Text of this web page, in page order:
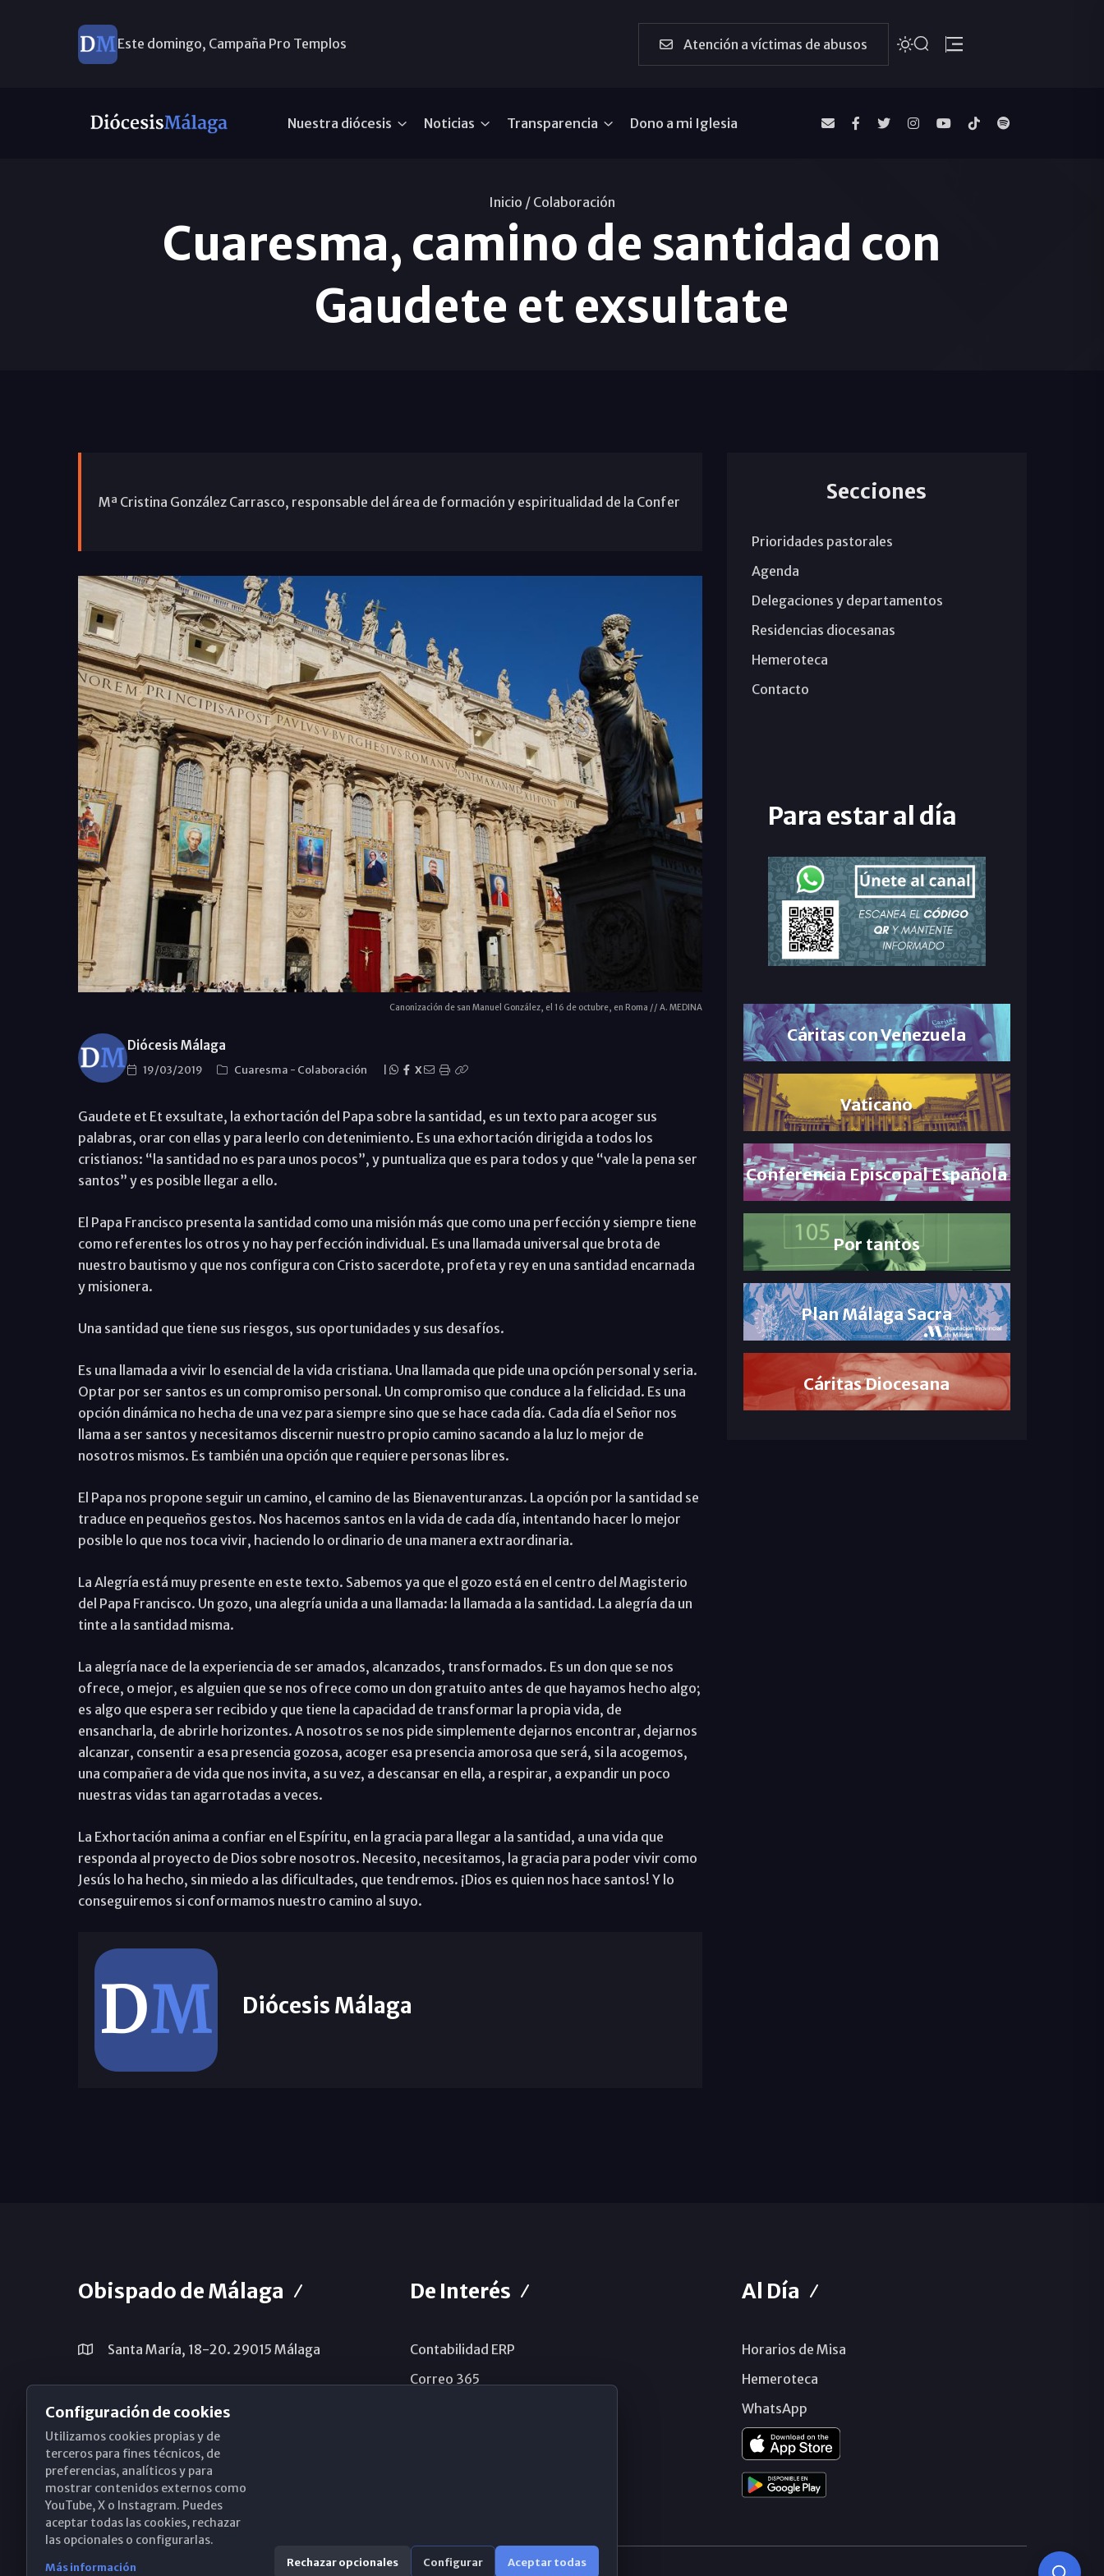
Este domingo, Campaña Pro Templos Atención a víctimas de abusos
Nuestra diócesis Noticias Transparencia Dono a mi Iglesia
Inicio / Colaboración
Cuaresma, camino de santidad con
Gaudete et exsultate
Mª Cristina González Carrasco, responsable del área de formación y espiritualidad de la Confer
Canonización de san Manuel González, el 16 de octubre, en Roma // A. MEDINA
Diócesis Málaga
19/03/2019 Cuaresma - Colaboración X
Gaudete et Et exsultate, la exhortación del Papa sobre la santidad, es un texto para acoger sus
palabras, orar con ellas y para leerlo con detenimiento. Es una exhortación dirigida a todos los
cristianos: “la santidad no es para unos pocos”, y puntualiza que es para todos y que “vale la pena ser
santos” y es posible llegar a ello.
El Papa Francisco presenta la santidad como una misión más que como una perfección y siempre tiene
como referentes los otros y no hay perfección individual. Es una llamada universal que brota de
nuestro bautismo y que nos configura con Cristo sacerdote, profeta y rey en una santidad encarnada
y misionera.
Una santidad que tiene sus riesgos, sus oportunidades y sus desafíos.
Es una llamada a vivir lo esencial de la vida cristiana. Una llamada que pide una opción personal y seria.
Optar por ser santos es un compromiso personal. Un compromiso que conduce a la felicidad. Es una
opción dinámica no hecha de una vez para siempre sino que se hace cada día. Cada día el Señor nos
llama a ser santos y necesitamos discernir nuestro propio camino sacando a la luz lo mejor de
nosotros mismos. Es también una opción que requiere personas libres.
El Papa nos propone seguir un camino, el camino de las Bienaventuranzas. La opción por la santidad se
traduce en pequeños gestos. Nos hacemos santos en la vida de cada día, intentando hacer lo mejor
posible lo que nos toca vivir, haciendo lo ordinario de una manera extraordinaria.
La Alegría está muy presente en este texto. Sabemos ya que el gozo está en el centro del Magisterio
del Papa Francisco. Un gozo, una alegría unida a una llamada: la llamada a la santidad. La alegría da un
tinte a la santidad misma.
La alegría nace de la experiencia de ser amados, alcanzados, transformados. Es un don que se nos
ofrece, o mejor, es alguien que se nos ofrece como un don gratuito antes de que hayamos hecho algo;
es algo que espera ser recibido y que tiene la capacidad de transformar la propia vida, de
ensancharla, de abrirle horizontes. A nosotros se nos pide simplemente dejarnos encontrar, dejarnos
alcanzar, consentir a esa presencia gozosa, acoger esa presencia amorosa que será, si la acogemos,
una compañera de vida que nos invita, a su vez, a descansar en ella, a respirar, a expandir un poco
nuestras vidas tan agarrotadas a veces.
La Exhortación anima a confiar en el Espíritu, en la gracia para llegar a la santidad, a una vida que
responda al proyecto de Dios sobre nosotros. Necesito, necesitamos, la gracia para poder vivir como
Jesús lo ha hecho, sin miedo a las dificultades, que tendremos. ¡Dios es quien nos hace santos! Y lo
conseguiremos si conformamos nuestro camino al suyo.
Diócesis Málaga
Secciones
Prioridades pastorales
Agenda
Delegaciones y departamentos
Residencias diocesanas
Hemeroteca
Contacto
Para estar al día
Cáritas con Venezuela
Vaticano
Conferencia Episcopal Española
Por tantos
Plan Málaga Sacra
Cáritas Diocesana
Obispado de Málaga
Santa María, 18-20. 29015 Málaga
(+34) 952 224 386
obispado@diocesismalaga.es
De Interés
Contabilidad ERP
Correo 365
Al Día
Horarios de Misa
Hemeroteca
WhatsApp
Configuración de cookies
Utilizamos cookies propias y de
terceros para fines técnicos, de
preferencias, analíticos y para
mostrar contenidos externos como
YouTube, X o Instagram. Puedes
aceptar todas las cookies, rechazar
las opcionales o configurarlas.
Más información Rechazar opcionales Configurar Aceptar todas